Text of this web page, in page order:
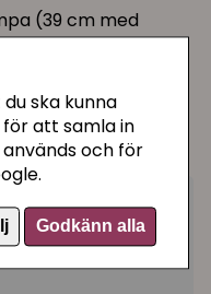
ska kunna
att samla in
och för
Godkänn alla
(39 cm med
och grå-beige.
är en
ej.)
Utgått